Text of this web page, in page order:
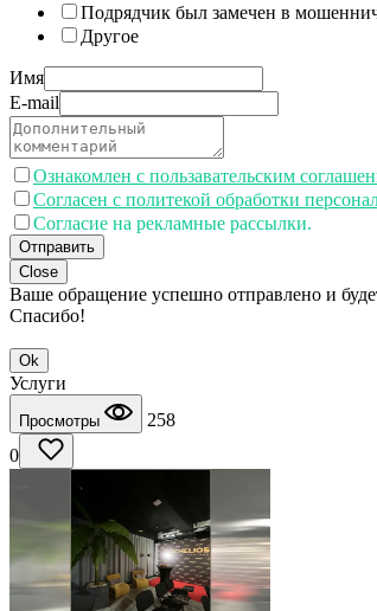
Подрядчик был замечен в
Другое
Имя
E-mail
Ознакомлен с пользавательским
Согласен с политекой обработки
Согласие на рекламные рассылки.
Отправить
Close
Ваше обращение успешно отправлено и
Спасибо!
Ok
Услуги
Просмотры
258
0